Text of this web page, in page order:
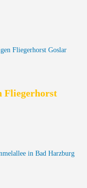
Fliegerhorst